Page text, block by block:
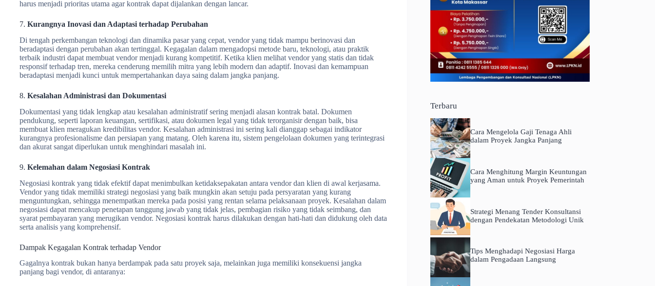
harus menjadi prioritas utama agar kontrak dapat dijalankan dengan lancar.
7. Kurangnya Inovasi dan Adaptasi terhadap Perubahan
Di tengah perkembangan teknologi dan dinamika pasar yang cepat, vendor yang tidak mampu berinovasi dan
beradaptasi dengan perubahan akan tertinggal. Kegagalan dalam mengadopsi metode baru, teknologi, atau praktik
terbaik industri dapat membuat vendor menjadi kurang kompetitif. Ketika klien melihat vendor yang statis dan tidak
responsif terhadap tren, mereka cenderung memilih mitra yang lebih modern dan adaptif. Inovasi dan kemampuan
beradaptasi menjadi kunci untuk mempertahankan daya saing dalam jangka panjang.
8. Kesalahan Administrasi dan Dokumentasi
Dokumentasi yang tidak lengkap atau kesalahan administratif sering menjadi alasan kontrak batal. Dokumen
pendukung, seperti laporan keuangan, sertifikasi, atau dokumen legal yang tidak terorganisir dengan baik, bisa
membuat klien meragukan kredibilitas vendor. Kesalahan administrasi ini sering kali dianggap sebagai indikator
kurangnya profesionalisme dan persiapan yang matang. Oleh karena itu, sistem pengelolaan dokumen yang terintegrasi
dan akurat sangat diperlukan untuk menghindari masalah ini.
9. Kelemahan dalam Negosiasi Kontrak
Negosiasi kontrak yang tidak efektif dapat menimbulkan ketidaksepakatan antara vendor dan klien di awal kerjasama.
Vendor yang tidak memiliki strategi negosiasi yang baik mungkin akan setuju pada persyaratan yang kurang
menguntungkan, sehingga menempatkan mereka pada posisi yang rentan selama pelaksanaan proyek. Kesalahan dalam
negosiasi dapat mencakup penetapan tanggung jawab yang tidak jelas, pembagian risiko yang tidak seimbang, dan
syarat pembayaran yang merugikan vendor. Negosiasi kontrak harus dilakukan dengan hati-hati dan didukung oleh data
serta analisis yang komprehensif.
Dampak Kegagalan Kontrak terhadap Vendor
Gagalnya kontrak bukan hanya berdampak pada satu proyek saja, melainkan juga memiliki konsekuensi jangka
panjang bagi vendor, di antaranya:
Terbaru
Cara Mengelola Gaji Tenaga Ahli
dalam Proyek Jangka Panjang
Cara Menghitung Margin Keuntungan
yang Aman untuk Proyek Pemerintah
Strategi Menang Tender Konsultansi
dengan Pendekatan Metodologi Unik
Tips Menghadapi Negosiasi Harga
dalam Pengadaan Langsung